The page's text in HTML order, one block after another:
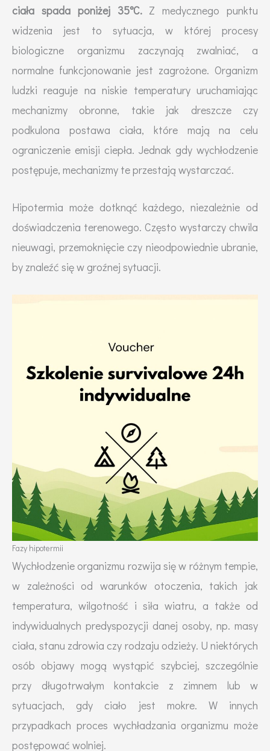
ciała spada poniżej 35°C.Z medycznego punktu
widzenia jest to sytuacja, w której procesy
biologiczne organizmu zaczynają zwalniać, a
normalne funkcjonowanie jest zagrożone. Organizm
ludzki reaguje na niskie temperatury uruchamiając
mechanizmy obronne, takie jak dreszcze czy
podkulona postawa ciała, które mają na celu
ograniczenie emisji ciepła. Jednak gdy wychłodzenie
postępuje, mechanizmy te przestają wystarczać.
Hipotermia może dotknąć każdego, niezależnie od
doświadczenia terenowego. Często wystarczy chwila
nieuwagi, przemoknięcie czy nieodpowiednie ubranie,
by znaleźć się w groźnej sytuacji.
Fazy hipotermii
Wychłodzenie organizmu rozwija się w różnym tempie,
w zależności od warunków otoczenia, takich jak
temperatura, wilgotność i siła wiatru, a także od
indywidualnych predyspozycji danej osoby, np. masy
ciała, stanu zdrowia czy rodzaju odzieży. U niektórych
osób objawy mogą wystąpić szybciej, szczególnie
przy długotrwałym kontakcie z zimnem lub w
sytuacjach, gdy ciało jest mokre. W innych
przypadkach proces wychładzania organizmu może
postępować wolniej.